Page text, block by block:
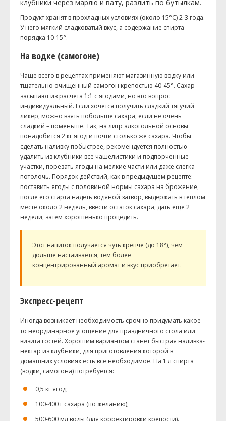
клубники через марлю и вату, разлить по бутылкам.
Продукт хранят в прохладных условиях (около 15°C) 2-3 года.
У него мягкий сладковатый вкус, а содержание спирта
порядка 10-15°.
На водке (самогоне)
Чаще всего в рецептах применяют магазинную водку или
тщательно очищенный самогон крепостью 40-45°. Сахар
засыпают из расчета 1:1 с ягодами, но это вопрос
индивидуальный. Если хочется получить сладкий тягучий
ликер, можно взять побольше сахара, если не очень
сладкий – поменьше. Так, на литр алкогольной основы
понадобится 2 кг ягод и почти столько же сахара. Чтобы
сделать наливку побыстрее, рекомендуется полностью
удалить из клубники все чашелистики и подпорченные
участки, порезать ягоды на мелкие части или даже слегка
потолочь. Порядок действий, как в предыдущем рецепте:
поставить ягоды с половиной нормы сахара на брожение,
после его старта надеть водяной затвор, выдержать в теплом
месте около 2 недель, ввести остаток сахара, дать еще 2
недели, затем хорошенько процедить.
Этот напиток получается чуть крепче (до 18°), чем
дольше настаивается, тем более
концентрированный аромат и вкус приобретает.
Экспресс-рецепт
Иногда возникает необходимость срочно придумать какое-
то неординарное угощение для праздничного стола или
визита гостей. Хорошим вариантом станет быстрая наливка-
нектар из клубники, для приготовления которой в
домашних условиях есть все необходимое. На 1 л спирта
(водки, самогона) потребуется:
0,5 кг ягод;
100-400 г сахара (по желанию);
500-600 мл воды (для корректировки крепости).